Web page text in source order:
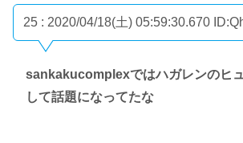
25 : 2020/04/18(土) 05:59:30.670
sankakucomplexではハガレンのヒ
して話題になってたな